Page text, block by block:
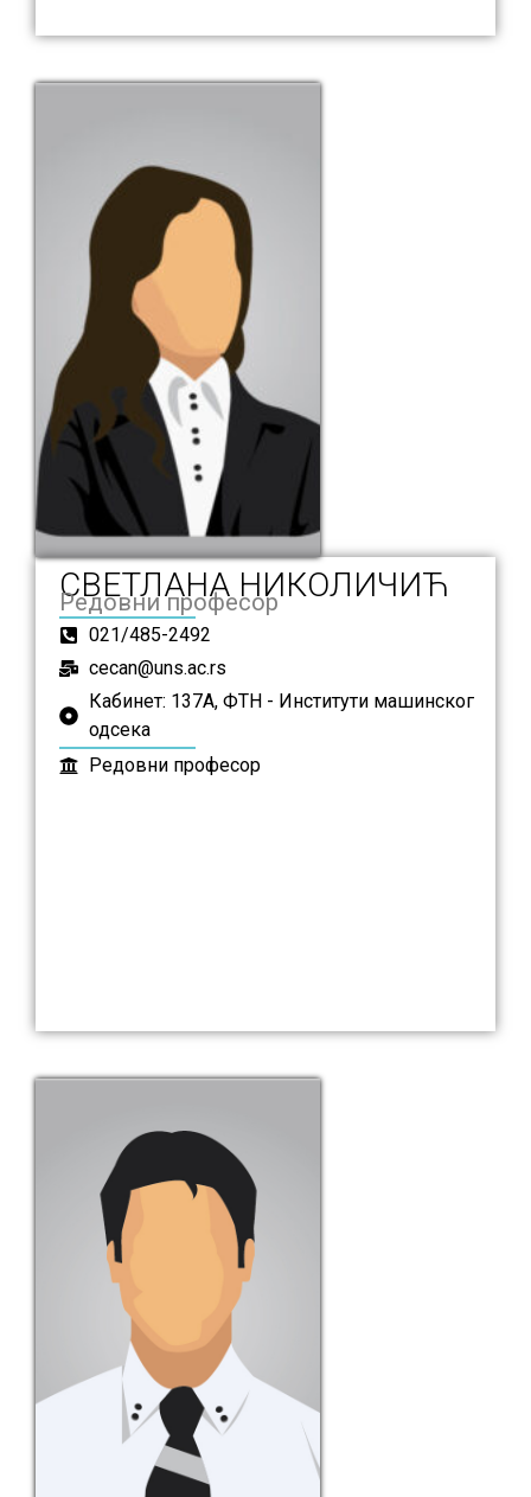
СВЕТЛАНА НИКОЛИЧИЋ
Редовни професор
021/485-2492
cecan@uns.ac.rs
Кабинет: 137А, ФТН - Институти машинског
одсека
Редовни професор